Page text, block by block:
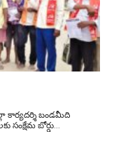
సంక్షేమ బోర్డు...